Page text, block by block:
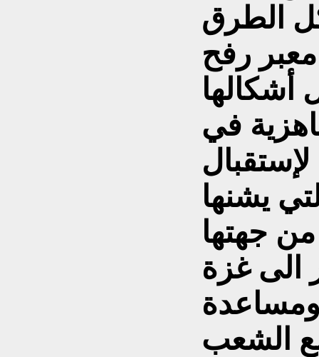
الطرق
معبر رفح
أشكالها
في
يشنها
جهتها
الى غزة
ومساعدة
الشعب